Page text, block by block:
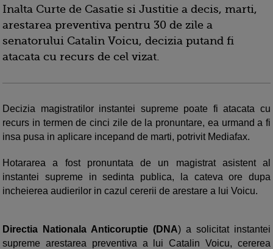
Inalta Curte de Casatie si Justitie a decis, marti,
arestarea preventiva pentru 30 de zile a
senatorului Catalin Voicu, decizia putand fi
atacata cu recurs de cel vizat.
Decizia magistratilor instantei supreme poate fi atacata cu
recurs in termen de cinci zile de la pronuntare, ea urmand a fi
insa pusa in aplicare incepand de marti, potrivit Mediafax.
Hotararea a fost pronuntata de un magistrat asistent al
instantei supreme in sedinta publica, la cateva ore dupa
incheierea audierilor in cazul cererii de arestare a lui Voicu.
Directia Nationala Anticoruptie (DNA) a solicitat instantei
supreme arestarea preventiva a lui Catalin Voicu, cererea